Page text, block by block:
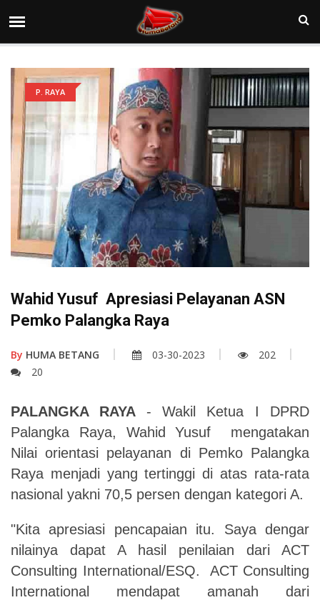
P. RAYA
Wahid Yusuf Apresiasi Pelayanan ASN
Pemko Palangka Raya
By HUMA BETANG 03-30-2023
202
20
PALANGKA RAYA - Wakil Ketua I DPRD
Palangka Raya, Wahid Yusuf
mengatakan
Nilai orientasi pelayanan di Pemko Palangka
Raya menjadi yang tertinggi di atas rata-rata
nasional yakni 70,5 persen dengan kategori A.
"Kita apresiasi pencapaian itu. Saya dengar
nilainya dapat A hasil penilaian dari ACT
Consulting International/ESQ.
ACT Consulting
International mendapat amanah dari